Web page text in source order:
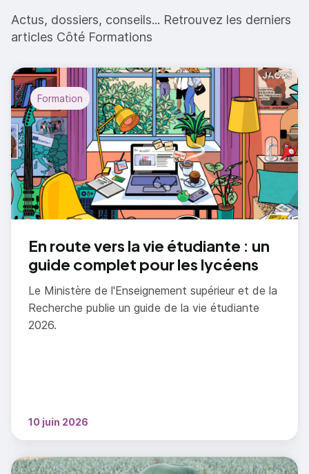
Actus, dossiers, conseils... Retrouvez les derniers
articles Côté Formations
En route vers la vie étudiante : un
guide complet pour les lycéens
Le Ministère de l'Enseignement supérieur et de la
Recherche publie un guide de la vie étudiante
2026.
10 juin 2026
Formation